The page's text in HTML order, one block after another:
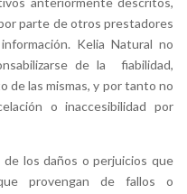
parte de otros prestadores
Kelia Natural no
de la fiabilidad,
de las mismas, y por tanto no
o inaccesibilidad por
de los daños o perjuicios que
provengan de fallos o